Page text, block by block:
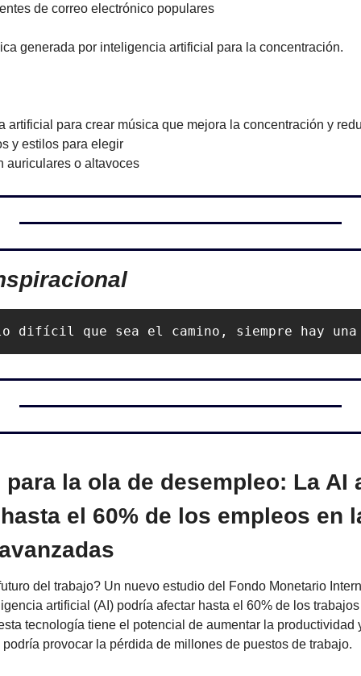
de correo electrónico populares
generada por inteligencia artificial para la concentración.
para crear música que mejora la concentración y
y estilos para elegir
auriculares o altavoces
difícil que sea el camino, siempre hay
para la ola de desempleo: La AI
el 60% de los empleos en
del trabajo? Un nuevo estudio del Fondo Monetario
artificial (AI) podría afectar hasta el 60% de los
tecnología tiene el potencial de aumentar la productividad
provocar la pérdida de millones de puestos de trabajo.